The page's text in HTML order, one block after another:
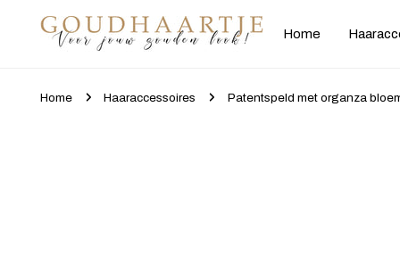
naar artikel
Home
Home Haaraccessoires Patentspeld met organza